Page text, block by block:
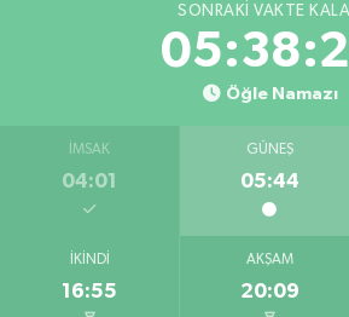
SONRAKI VAKTE
Öğle Namazı
İMSAK
04:01
GÜNEŞ
05:44
İKINDI
16:55
AKŞAM
20:09